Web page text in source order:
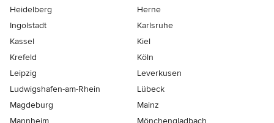
Heidelberg
Herne
Ingolstadt
Karlsruhe
Kassel
Kiel
Krefeld
Köln
Leipzig
Leverkusen
Ludwigshafen-am-Rhein
Lübeck
Magdeburg
Mainz